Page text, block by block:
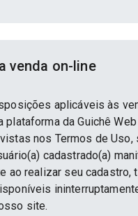
venda on-line
aplicáveis às
plataforma da Guichê
nos Termos de Uso,
cadastrado(a)
ao realizar seu cadastro,
site.